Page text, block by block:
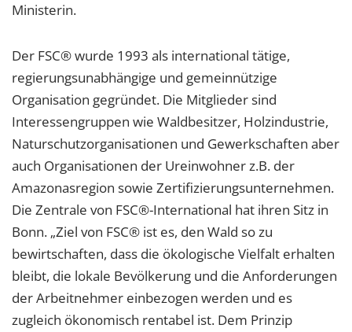
Ministerin.
Der FSC® wurde 1993 als international tätige,
regierungsunabhängige und gemeinnützige
Organisation gegründet. Die Mitglieder sind
Interessengruppen wie Waldbesitzer, Holzindustrie,
Naturschutzorganisationen und Gewerkschaften aber
auch Organisationen der Ureinwohner z.B. der
Amazonasregion sowie Zertifizierungsunternehmen.
Die Zentrale von FSC®-International hat ihren Sitz in
Bonn. „Ziel von FSC® ist es, den Wald so zu
bewirtschaften, dass die ökologische Vielfalt erhalten
bleibt, die lokale Bevölkerung und die Anforderungen
der Arbeitnehmer einbezogen werden und es
zugleich ökonomisch rentabel ist. Dem Prinzip